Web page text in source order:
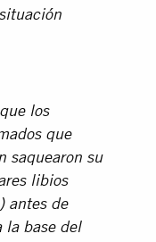
los
que
saquearon su
libios
antes de
la base del